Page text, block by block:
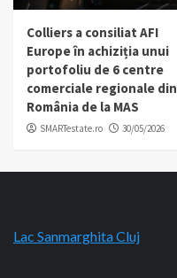
Colliers a consiliat AFI
Europe în achiziția unui
portofoliu de 6 centre
comerciale regionale din
România de la MAS
SMARTestate.ro 30/05/2026
Lac Sanmarghita Cluj